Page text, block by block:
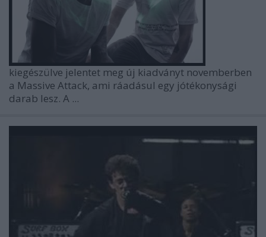
kiegészülve jelentet meg új kiadványt novemberben
a Massive Attack, ami ráadásul egy jótékonysági
darab lesz. A ...